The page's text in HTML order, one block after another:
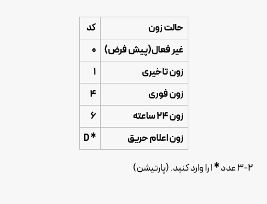
حالت زون
کد
غیر فعال(پیش فرض) 0
زون تاخیری
1
زون فوری
4
زون 24 ساعته
6
زون اعلام حریق
* D
3-2 عدد *